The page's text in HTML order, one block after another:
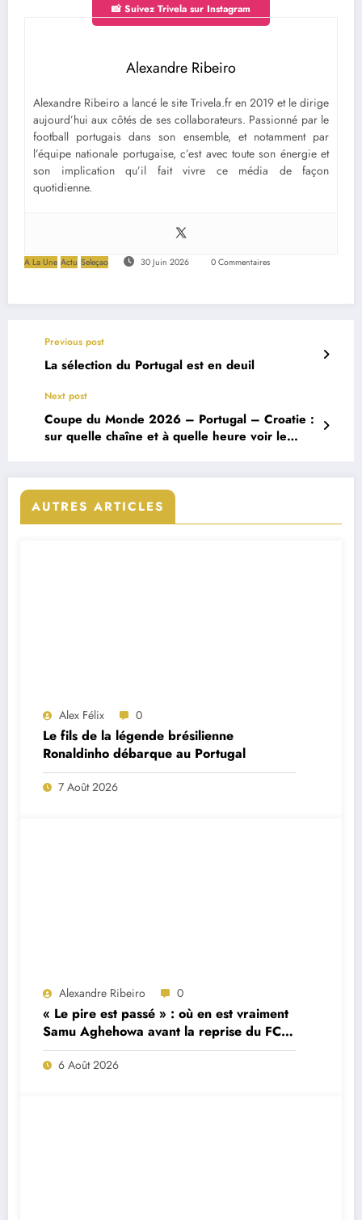
📸 Suivez Trivela sur Instagram
Alexandre Ribeiro
Alexandre Ribeiro a lancé le site Trivela.fr en 2019 et le dirige
aujourd’hui aux côtés de ses collaborateurs. Passionné par le
football portugais dans son ensemble, et notamment par
l’équipe nationale portugaise, c’est avec toute son énergie et
son implication qu’il fait vivre ce média de façon
quotidienne.
A La Une Actu Seleçao 30 Juin 2026 0 Commentaires
Previous post
La sélection du Portugal est en deuil
Next post
Coupe du Monde 2026 – Portugal – Croatie :
sur quelle chaîne et à quelle heure voir le
AUTRES ARTICLES
Alex Félix 0
Le fils de la légende brésilienne
Ronaldinho débarque au Portugal
7 Août 2026
Alexandre Ribeiro 0
« Le pire est passé » : où en est vraiment
Samu Aghehowa avant la reprise du FC
Porto ?
6 Août 2026